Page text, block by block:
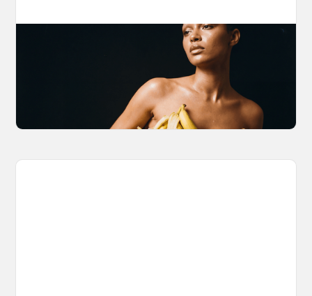
The Nano Banana 2 Handbook
Brian from Litany of Ignition gives a hands-on
breakdown of what Gemini 2.0 Flash Image
can actually do, with the prompts to prove it.